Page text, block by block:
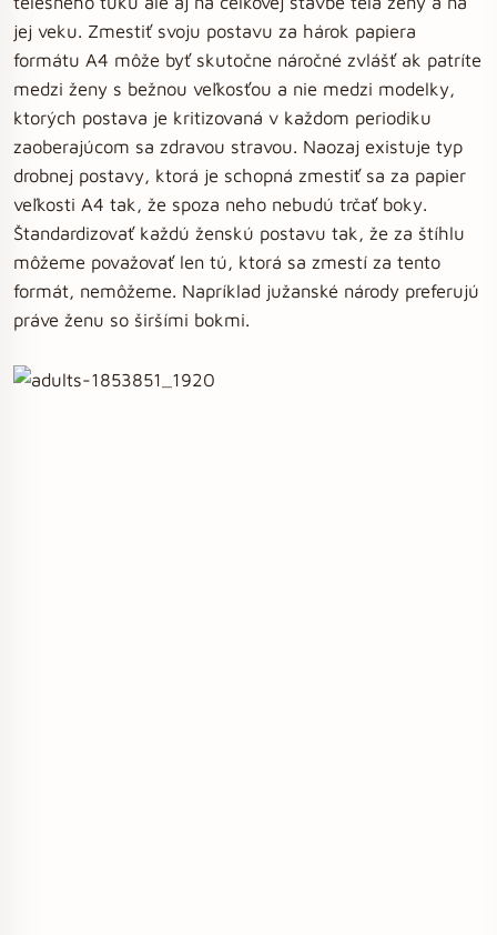
jej veku. Zmestiť svoju postavu za hárok papiera
formátu A4 môže byť skutočne náročné zvlášť ak patríte
medzi ženy s bežnou veľkosťou a nie medzi modelky,
ktorých postava je kritizovaná v každom periodiku
zaoberajúcom sa zdravou stravou. Naozaj existuje typ
drobnej postavy, ktorá je schopná zmestiť sa za papier
veľkosti A4 tak, že spoza neho nebudú trčať boky.
Štandardizovať každú ženskú postavu tak, že za štíhlu
môžeme považovať len tú, ktorá sa zmestí za tento
formát, nemôžeme. Napríklad južanské národy preferujú
práve ženu so širšími bokmi.